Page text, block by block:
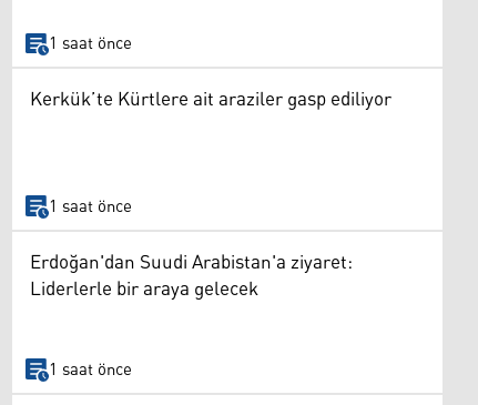
1 saat önce
Kerkük’te Kürtlere ait araziler gasp ediliyor
1 saat önce
Erdoğan'dan Suudi Arabistan'a ziyaret:
Liderlerle bir araya gelecek
1 saat önce